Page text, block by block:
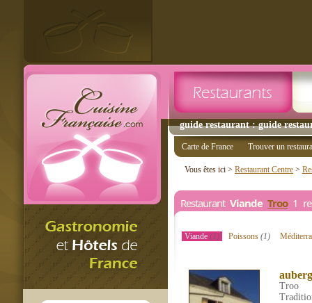
guide restaurant : guide
Carte de France Trouver un
Vous êtes ici > Restaurant Centre >
Restaurant Viande Troo1
Viande (1) Poissons(1)
Troo